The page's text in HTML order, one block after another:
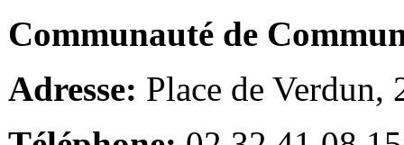
Communauté de
Adresse: Place de Verdun,